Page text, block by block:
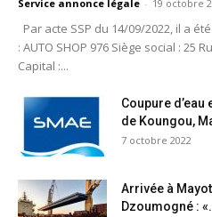
Service annonce légale - 19 octobre
Par acte SSP du 14/09/2022, il a
: AUTO SHOP 976 Siège social : 25
Capital :...
Coupure
de Koungou,
7 octobre 2022
Arrivée à
Dzoumogné :